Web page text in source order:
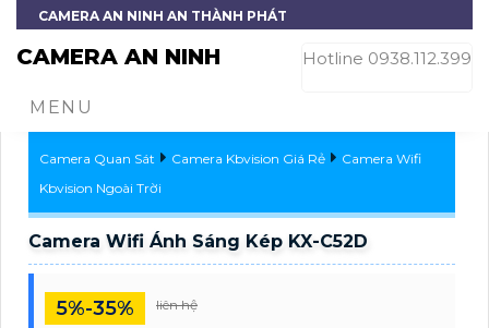
CAMERA AN NINH AN THÀNH PHÁT
CAMERA AN NINH Hotline 0938.112.399
MENU
Camera Quan Sát Camera Kbvision Giá Rẻ
Camera Wifi
Kbvision Ngoài Trời
Camera Wifi Ánh Sáng Kép KX-C52D
5%-35% liên hệ